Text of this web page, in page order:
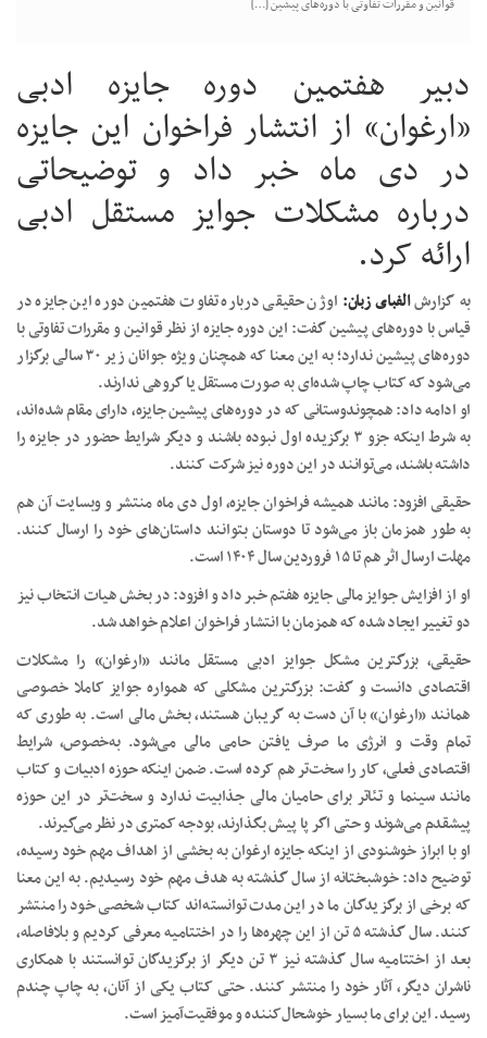
منتشر
قوانین و مقررات تفاوتی با دوره‌های پیشین […]
دبیر هفتمین دوره جایزه ادبی
«ارغوان» از انتشار فراخوان این جایزه
در دی ماه خبر داد و توضیحاتی
درباره مشکلات جوایز مستقل ادبی
ارائه کرد.
به گزارشالفبای زبان: اوژن حقیقی درباره تفاوت هفتمین دوره این جایزه در
قیاس با دوره‌های پیشین گفت: این دوره جایزه از نظر قوانین و مقررات تفاوتی با
دوره‌های پیشین ندارد؛ به این معنا که همچنان ویژه جوانان زیر ۳۰ سالی برگزار
می‌شود که کتاب چاپ‌ شده‌ای به صورت مستقل یا گروهی ندارند.
او ادامه داد: همچوندوستانی که در دوره‌های پیشین جایزه، دارای مقام شده‌اند،
به شرط اینکه جزو ۳ برگزیده اول نبوده باشند و دیگر شرایط حضور در جایزه را
داشته باشند، می‌توانند در این دوره نیز شرکت کنند.
حقیقی افزود: مانند همیشه فراخوان جایزه، اول دی ماه منتشر و وبسایت آن هم
به طور همزمان باز می‌شود تا دوستان بتوانند داستان‌های خود را ارسال کنند.
مهلت ارسال اثر هم تا ۱۵ فروردین سال ۱۴۰۴ است.
او از افزایش جوایز مالی جایزه هفتم خبر داد و افزود: در بخش هیات انتخاب نیز
دو تغییر ایجاد شده که همزمان با انتشار فراخوان اعلام خواهد شد.
حقیقی، بزرگترین مشکل جوایز ادبی مستقل مانند «ارغوان» را مشکلات
اقتصادی دانست و گفت: بزرگترین مشکلی که همواره جوایز کاملا خصوصی
همانند «ارغوان» با آن دست به گریبان هستند، بخش مالی است. به طوری که
تمام وقت و انرژی ما صرف یافتن حامی مالی می‌شود. به‌خصوص، شرایط
اقتصادی فعلی، کار را سخت‌تر هم کرده است. ضمن اینکه حوزه ادبیات و کتاب
مانند سینما و تئاتر برای حامیان مالی جذابیت ندارد و سخت‌تر در این حوزه
پیشقدم می‌شوند و حتی اگر پا پیش بگذارند، بودجه کمتری در نظر می‌گیرند.
او با ابراز خوشنودی از اینکه جایزه ارغوان به بخشی از اهداف مهم خود رسیده،
توضیح داد: خوشبختانه از سال گذشته به هدف مهم خود رسیدیم. به این معنا
که برخی از برگزیدگان ما در این مدت توانسته‌اند کتاب شخصی خود را منتشر
کنند. سال گذشته ۵ تن از این چهره‌ها را در اختتامیه معرفی کردیم و بلافاصله،
بعد از اختتامیه سال گذشته نیز ۳ تن دیگر از برگزیدگان توانستند با همکاری
ناشران دیگر، آثار خود را منتشر کنند. حتی کتاب یکی از آنان، به چاپ چندم
رسید. این برای ما بسیار خوشحال‌کننده و موفقیت‌آمیز است.